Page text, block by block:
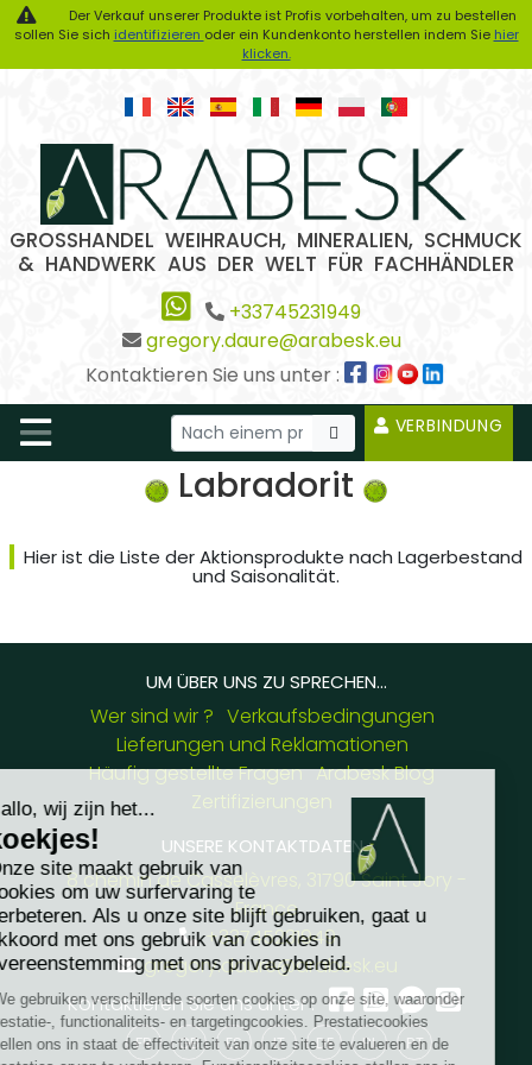
Der Verkauf unserer Produkte ist Profis vorbehalten, um zu bestellen
sollen Sie sich identifizieren oder ein Kundenkonto herstellen indem Sie hier
klicken.
GROSSHANDEL WEIHRAUCH, MINERALIEN, SCHMUCK
& HANDWERK AUS DER WELT FÜR FACHHÄNDLER
+33745231949
gregory.daure@arabesk.eu
Kontaktieren Sie uns unter :
VERBINDUNG
Labradorit
Hier ist die Liste der Aktionsprodukte nach Lagerbestand
und Saisonalität.
UM ÜBER UNS ZU SPRECHEN...
Wer sind wir ? Verkaufsbedingungen
Lieferungen und Reklamationen
Häufig gestellte Fragen Arabesk Blog
Zertifizierungen
UNSERE KONTAKTDATEN :
8 chemin de Casselèvres, 31790 Saint Jory -
France
+33745231949
gregory.daure@arabesk.eu
Kontaktieren Sie uns unter :
FR GB ES IT DE PL PT